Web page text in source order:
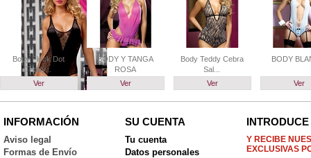
Body Flock Dot
Teddy...
Ver
BODY Y TANGA
ROSA
Ver
Body Teddy Cebra
Sal...
Ver
BODY
Ver
INFORMACIÓN
Aviso legal
Formas de Envío
SU CUENTA
Tu cuenta
Datos personales
Y RECIBE
EXCLUSIVAS